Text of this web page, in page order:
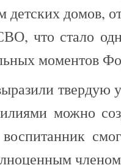
детских домов,
что стало
моментов
твердую
можно
смог